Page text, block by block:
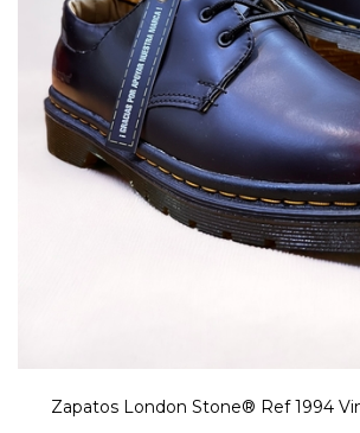
Zapatos London Stone® Ref 1994